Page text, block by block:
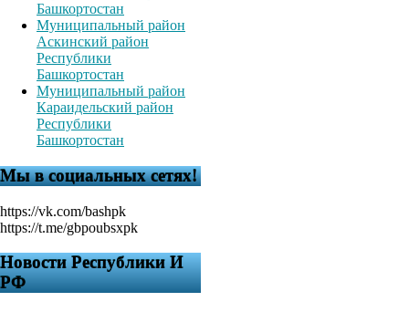
Башкортостан
Муниципальный район
Аскинский район
Республики
Башкортостан
Муниципальный район
Караидельский район
Республики
Башкортостан
Мы в социальных сетях!
https://vk.com/bashpk
https://t.me/gbpoubsxpk
Новости Республики И
РФ